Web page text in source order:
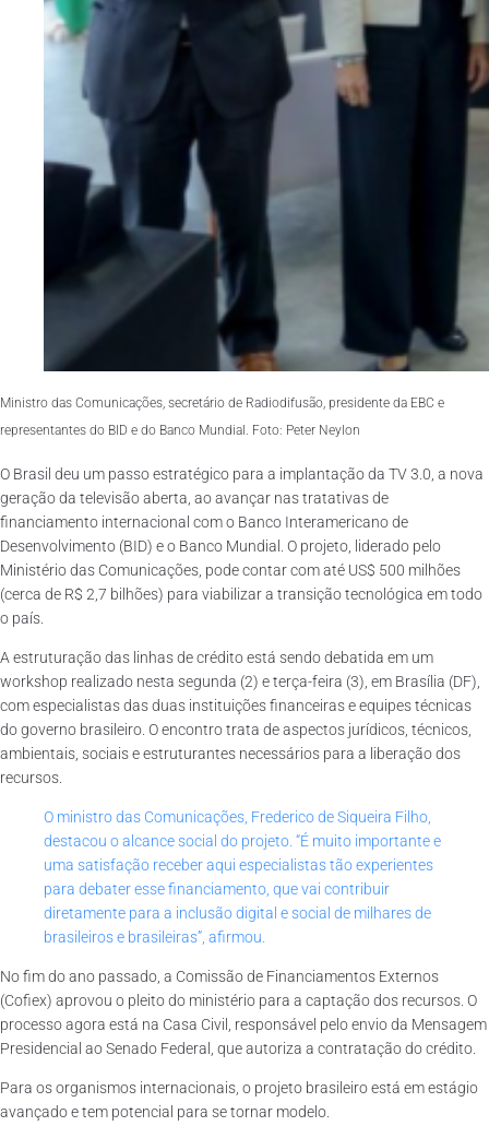
Ministro das Comunicações, secretário de Radiodifusão, presidente da EBC e
representantes do BID e do Banco Mundial. Foto: Peter Neylon
O Brasil deu um passo estratégico para a implantação da TV 3.0, a nova
geração da televisão aberta, ao avançar nas tratativas de
financiamento internacional com o Banco Interamericano de
Desenvolvimento (BID) e o Banco Mundial. O projeto, liderado pelo
Ministério das Comunicações, pode contar com até US$ 500 milhões
(cerca de R$ 2,7 bilhões) para viabilizar a transição tecnológica em todo
o país.
A estruturação das linhas de crédito está sendo debatida em um
workshop realizado nesta segunda (2) e terça-feira (3), em Brasília (DF),
com especialistas das duas instituições financeiras e equipes técnicas
do governo brasileiro. O encontro trata de aspectos jurídicos, técnicos,
ambientais, sociais e estruturantes necessários para a liberação dos
recursos.
O ministro das Comunicações, Frederico de Siqueira Filho,
destacou o alcance social do projeto. “É muito importante e
uma satisfação receber aqui especialistas tão experientes
para debater esse financiamento, que vai contribuir
diretamente para a inclusão digital e social de milhares de
brasileiros e brasileiras”, afirmou.
No fim do ano passado, a Comissão de Financiamentos Externos
(Cofiex) aprovou o pleito do ministério para a captação dos recursos. O
processo agora está na Casa Civil, responsável pelo envio da Mensagem
Presidencial ao Senado Federal, que autoriza a contratação do crédito.
Para os organismos internacionais, o projeto brasileiro está em estágio
avançado e tem potencial para se tornar modelo.